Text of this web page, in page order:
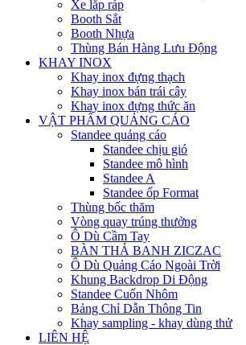
Xe lắp ráp
Booth Sắt
Booth Nhựa
Thùng Bán Hàng Lưu Động
KHAY INOX
Khay inox đựng thạch
Khay inox bán trái cây
Khay inox đựng thức ăn
VẬT PHẨM QUẢNG CÁO
Standee quảng cáo
Standee chịu gió
Standee mô hình
Standee A
Standee ốp Format
Thùng bốc thăm
Vòng quay trúng thưởng
Ô Dù Cầm Tay
BÀN THẢ BANH ZICZAC
Ô Dù Quảng Cáo Ngoài Trời
Khung Backdrop Di Động
Standee Cuốn Nhôm
Bảng Chỉ Dẫn Thông Tin
Khay sampling - khay dùng thử
LIÊN HỆ